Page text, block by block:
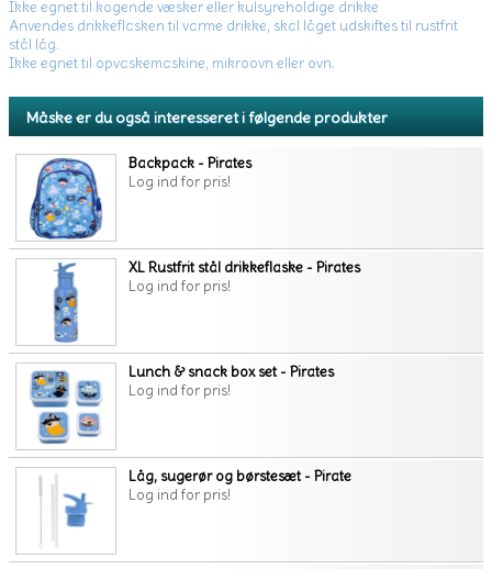
Ikke egnet til kogende væsker eller kulsyreholdige drikke
Anvendes drikkeflasken til varme drikke, skal låget udskiftes til rustfrit
stål låg.
Ikke egnet til opvaskemaskine, mikroovn eller ovn.
Måske er du også interesseret i følgende produkter
Backpack - Pirates
Log ind for pris!
XL Rustfrit stål drikkeflaske - Pirates
Log ind for pris!
Lunch & snack box set - Pirates
Log ind for pris!
Låg, sugerør og børstesæt - Pirate
Log ind for pris!